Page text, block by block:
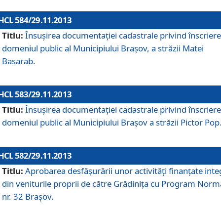
584/29.11.2013
Titlu: Însuşirea documentaţiei cadastrale privind
domeniul public al Municipiului Braşov, a străzii Matei
Basarab.
583/29.11.2013
Titlu: Însuşirea documentaţiei cadastrale privind
domeniul public al Municipiului Braşov a străzii Pictor
582/29.11.2013
Titlu: Aprobarea desfăşurării unor activităţi finanţate
din veniturile proprii de către Grădiniţa cu Program
nr. 32 Braşov.